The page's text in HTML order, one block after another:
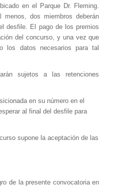
en el Parque Dr. Fleming.
dos miembros deberán
desfile. El pago de los premios
del concurso, y una vez que
los datos necesarios para tal
sujetos a las retenciones
en su número en el
al final del desfile para
supone la aceptación de las
de la presente convocatoria en